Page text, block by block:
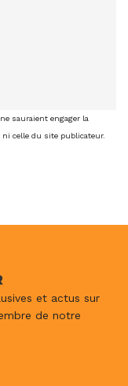
sauraient engager la
celle du site publicateur.
et actus sur
de notre